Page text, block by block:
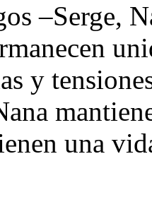
–Serge,
y
una